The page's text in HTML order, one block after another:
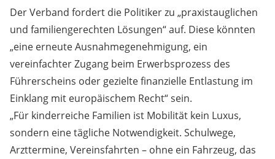
Der Verband fordert die Politiker zu „praxistauglichen
und familiengerechten Lösungen“ auf. Diese könnten
„eine erneute Ausnahmegenehmigung, ein
vereinfachter Zugang beim Erwerbsprozess des
Führerscheins oder gezielte finanzielle Entlastung im
Einklang mit europäischem Recht“ sein.
„Für kinderreiche Familien ist Mobilität kein Luxus,
sondern eine tägliche Notwendigkeit. Schulwege,
Arzttermine, Vereinsfahrten – ohne ein Fahrzeug, das